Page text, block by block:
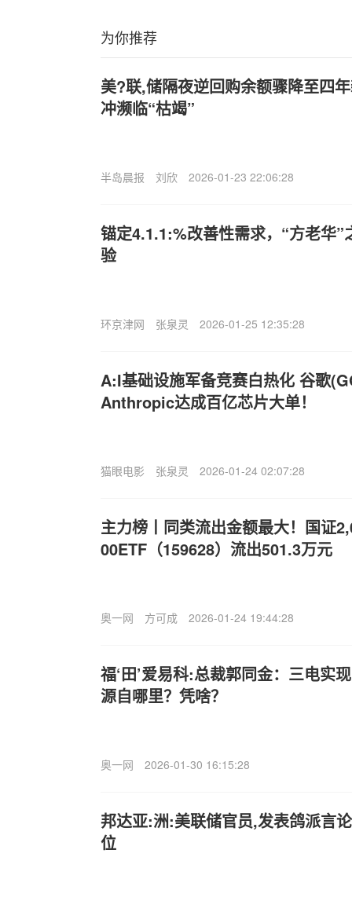
为你推荐
美?联,储隔夜逆回购余额骤降至四
冲濒临“枯竭”
半岛晨报 刘欣 2026-01-23 22:06:28
锚定4.1.1:%改善性需求，“方老华”
验
环京津网 张泉灵 2026-01-25 12:35:28
A:I基础设施军备竞赛白热化 谷歌
Anthropic达成百亿芯片大单！
猫眼电影 张泉灵 2026-01-24 02:07:28
主力榜丨同类流出金额最大！国证
00ETF（159628）流出501.3万元
奥一网 方可成 2026-01-24 19:44:28
福‘田’爱易科:总裁郭同金：三电实
源自哪里？凭啥？
奥一网 2026-01-30 16:15:28
邦达亚:洲:美联储官员,发表鸽派言
位